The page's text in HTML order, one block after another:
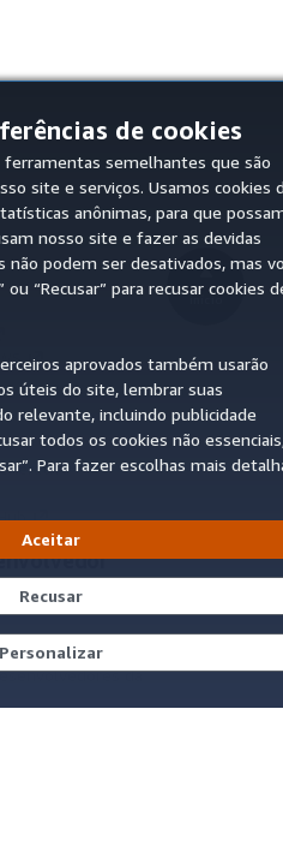
de cookies
ferramentas semelhantes que são
site e serviços. Usamos cookies
anônimas, para que
nosso site e fazer as devidas
não podem ser desativados, mas
“Recusar” para recusar cookies
aprovados também usarão
úteis do site, lembrar suas
relevante, incluindo publicidade
todos os cookies não
Para fazer escolhas mais
Aceitar
Recusar
Personalizar
da AWS
da
início